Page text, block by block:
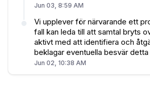
Jun 03, 8:59 AM
Vi upplever för närvarande ett
fall kan leda till att samtal bryts
aktivt med att identifiera och
beklagar eventuella besvär
Jun 02, 10:38 AM